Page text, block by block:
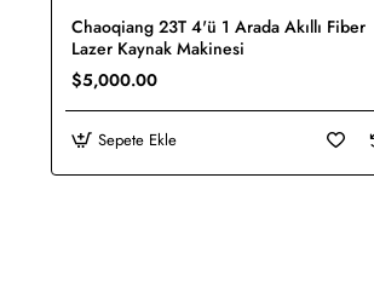
Yeni
Chaoqiang 23T 4'ü 1 Arada Akıllı Fiber
Lazer Kaynak Makinesi
$5,000.00
Sepete Ekle